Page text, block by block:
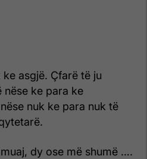
asgjë. Çfarë të ju
ke para ke
nuk ke para nuk të
dy ose më shumë ….